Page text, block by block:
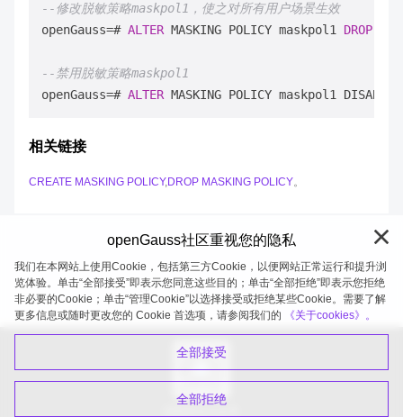
--修改脱敏策略maskpol1，使之对所有用户场景生效
openGauss=# ALTER MASKING POLICY maskpol1 DROP
--禁用脱敏策略maskpol1
openGauss=# ALTER
相关链接
CREATE MASKING POLICY,DROP MASKING POLICY。
openGauss 2026-08-08 20:04:56
openGauss社区重视您的隐私
我们在本网站上使用Cookie，包括第三方Cookie，以便网站正常运行和提升浏
览体验。单击“全部接受”即表示您同意这些目的；单击“全部拒绝”即表示您拒绝
非必要的Cookie；单击“管理Cookie”以选择接受或拒绝某些Cookie。需要了解
更多信息或随时更改您的 Cookie 首选项，请参阅我们的
《关于cookies》。
全部接受
全部拒绝